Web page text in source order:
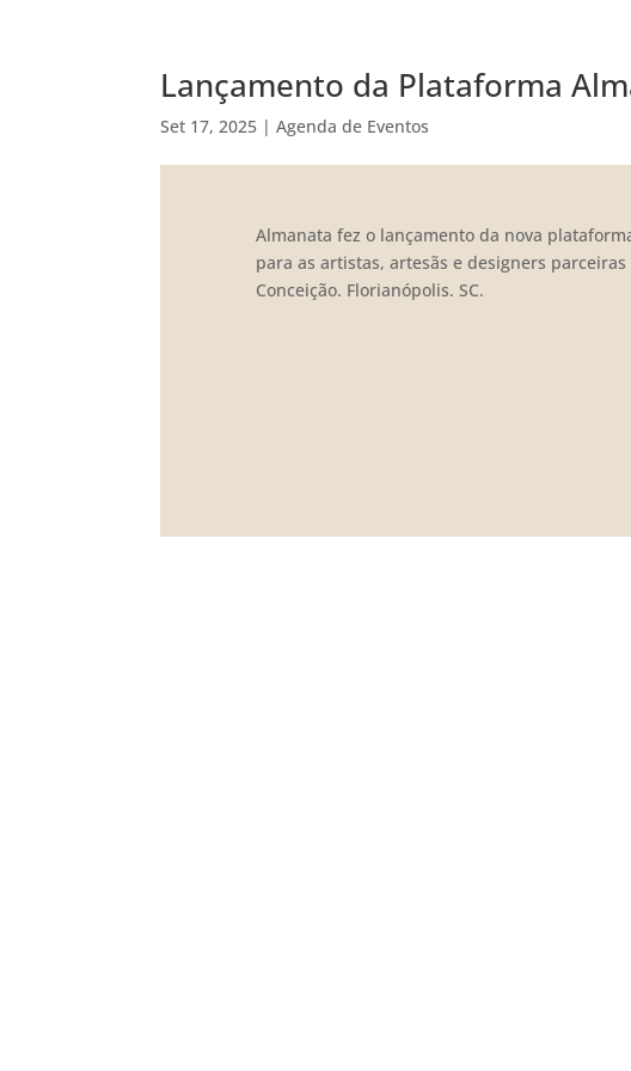
Lançamento da Plataforma
Set 17, 2025 |Agenda de Eventos
Almanata fez o lançamento da nova
para as artistas, artesãs e designers
Conceição. Florianópolis. SC.